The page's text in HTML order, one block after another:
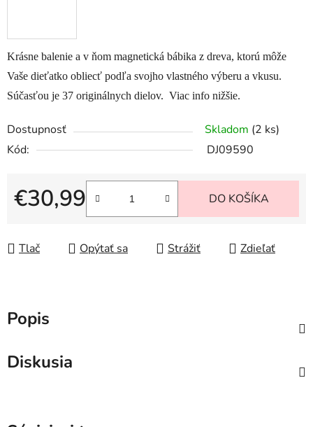
Krásne balenie a v ňom magnetická bábika z dreva, ktorú môže
Vaše dieťatko obliecť podľa svojho vlastného výberu a vkusu.
Súčasťou je 37 originálnych dielov. Viac info nižšie.
Dostupnosť Skladom (2 ks)
Kód:
DJ09590
€30,99
Jednotková cena:
DO KOŠÍKA
Tlač Opýtať sa Strážiť Zdieľať
Popis
Diskusia